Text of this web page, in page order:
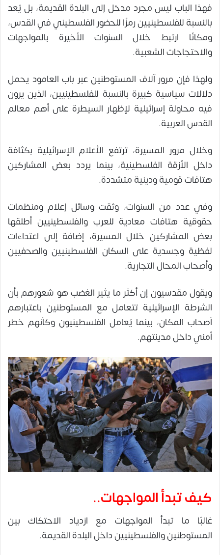
فهذا الباب ليس مجرد مدخل إلى البلدة القديمة، بل يُعد
بالنسبة للفلسطينيين رمزًا للحضور الفلسطيني في القدس،
ومكانًا ارتبط خلال السنوات الأخيرة بالمواجهات
والاحتجاجات الشعبية.
ولهذا فإن مرور آلاف المستوطنين عبر باب العامود يحمل
دلالات سياسية كبيرة بالنسبة للفلسطينيين، الذين يرون
فيه محاولة إسرائيلية لإظهار السيطرة على أهم معالم
القدس العربية.
وخلال مرور المسيرة، ترتفع الأعلام الإسرائيلية بكثافة
داخل الأزقة الفلسطينية، بينما يردد بعض المشاركين
هتافات قومية ودينية متشددة.
وفي عدد من السنوات، وثقت وسائل إعلام ومنظمات
حقوقية هتافات معادية للعرب والفلسطينيين أطلقها
بعض المشاركين خلال المسيرة، إضافة إلى اعتداءات
لفظية وجسدية على السكان الفلسطينيين والصحفيين
وأصحاب المحال التجارية.
ويقول مقدسيون إن أكثر ما يثير الغضب هو شعورهم بأن
الشرطة الإسرائيلية تتعامل مع المستوطنين باعتبارهم
أصحاب المكان، بينما يُعامل الفلسطينيون وكأنهم خطر
أمني داخل مدينتهم.
كيف تبدأ المواجهات..
غالبًا ما تبدأ المواجهات مع ازدياد الاحتكاك بين
المستوطنين والفلسطينيين داخل البلدة القديمة.